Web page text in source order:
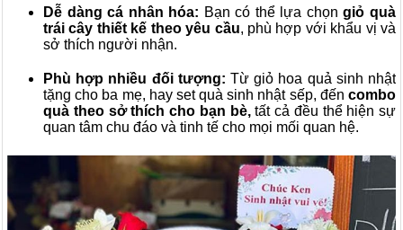
Dễ dàng cá nhân hóa: Bạn có thể lựa chọngiỏ quà
trái cây thiết kế theo yêu cầu, phù hợp với khẩu vị và
sở thích người nhận.
Phù hợp nhiều đối tượng: Từ giỏ hoa quả sinh nhật
tặng cho ba mẹ, hay set quà sinh nhật sếp, đếncombo
quà theo sở thích cho bạn bè,tất cả đều thể hiện sự
quan tâm chu đáo và tinh tế cho mọi mối quan hệ.